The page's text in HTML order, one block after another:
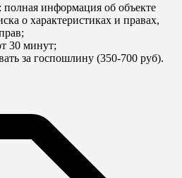
информация об объекте
о характеристиках и правах,
30 минут;
за госпошлину (350-700 руб).